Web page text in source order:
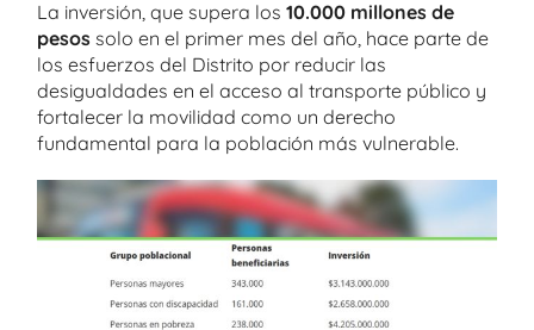
La inversión, que supera los 10.000 millones de
pesos solo en el primer mes del año, hace parte de
los esfuerzos del Distrito por reducir las
desigualdades en el acceso al transporte público y
fortalecer la movilidad como un derecho
fundamental para la población más vulnerable.